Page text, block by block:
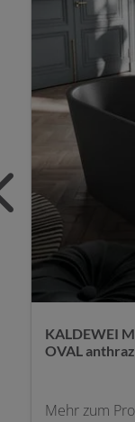
KALDEWEI
OVAL
Mehr zum